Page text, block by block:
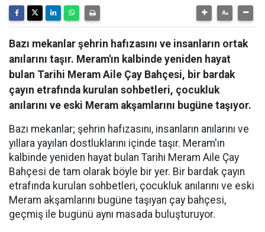
Bazı mekanlar şehrin hafızasını ve insanların ortak
anılarını taşır. Meram'ın kalbinde yeniden hayat
bulan Tarihi Meram Aile Çay Bahçesi, bir bardak
çayın etrafında kurulan sohbetleri, çocukluk
anılarını ve eski Meram akşamlarını bugüne taşıyor.
Bazı mekanlar; şehrin hafızasını, insanların anılarını ve
yıllara yayılan dostluklarını içinde taşır. Meram'ın
kalbinde yeniden hayat bulan Tarihi Meram Aile Çay
Bahçesi de tam olarak böyle bir yer. Bir bardak çayın
etrafında kurulan sohbetleri, çocukluk anılarını ve eski
Meram akşamlarını bugüne taşıyan çay bahçesi,
geçmiş ile bugünü aynı masada buluşturuyor.